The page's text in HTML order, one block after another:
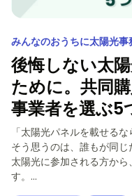
みんなのおうちに太陽光事
後悔しない太
ために。共同
事業者を選ぶ5
「太陽光パネルを載せる
そう思うのは、誰もが同
太陽光に参加される方か
す。...